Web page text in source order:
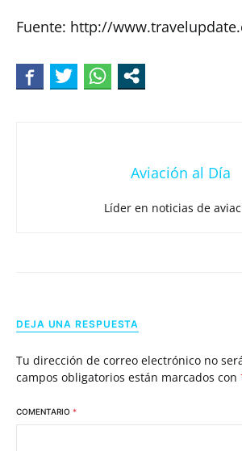
Fuente: http://
Aviación al Día
Líder en noticias de
DEJA UNA RESPUESTA
Tu dirección de correo electrónico no
campos obligatorios están marcados con
COMENTARIO *